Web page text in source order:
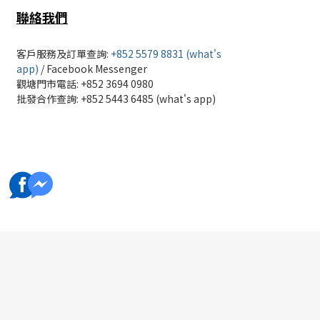
聯絡我們
客戶服務及訂單查詢: +852 5579 8831 (what's
app) /Facebook Messenger
觀塘門市電話: +852 3694 0980
批發合作查詢: +852 5443 6485 (what's app)